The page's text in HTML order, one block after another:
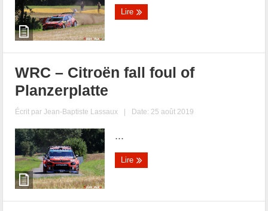
Lire
WRC – Citroën fall foul of
Planzerplatte
Écrit parJean-Baptiste Lassaux | Date: 25 août 2019
...
Lire